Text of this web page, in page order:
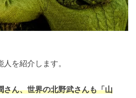
を紹介します。
さん、世界の北野武さんも「山